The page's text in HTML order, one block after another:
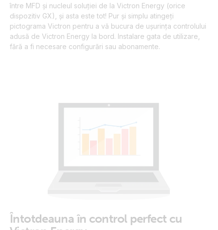
între MFD și nucleul soluției de la Victron Energy (orice
dispozitiv GX), și asta este tot! Pur și simplu atingeți
pictograma Victron pentru a vă bucura de ușurința controlului
adusă de Victron Energy la bord. Instalare gata de utilizare,
fără a fi necesare configurări sau abonamente.
Întotdeauna în control perfect cu